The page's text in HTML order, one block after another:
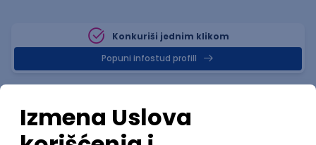
Konkuriši jednim klikom
Popuni infostud profill
Poslovi iz drugih gradova.